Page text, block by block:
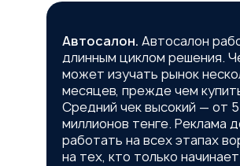
Автосалон. Автосалон
длинным циклом решения.
может изучать рынок
месяцев, прежде чем
Средний чек высокий — от
миллионов тенге. Реклама
работать на всех этапах
на тех, кто только начинает